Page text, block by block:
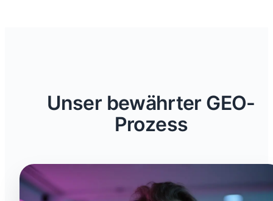
Unser bewährter GEO-
Prozess